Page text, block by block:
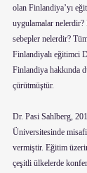
olan Finlandiya’yı
uygulamalar nelerdir?
sebepler nelerdir?
Finlandiyalı eğitimci
Finlandiya hakkında
çürütmüştür.
Dr. Pasi Sahlberg,
Üniversitesinde
vermiştir. Eğitim
çeşitli ülkelerde